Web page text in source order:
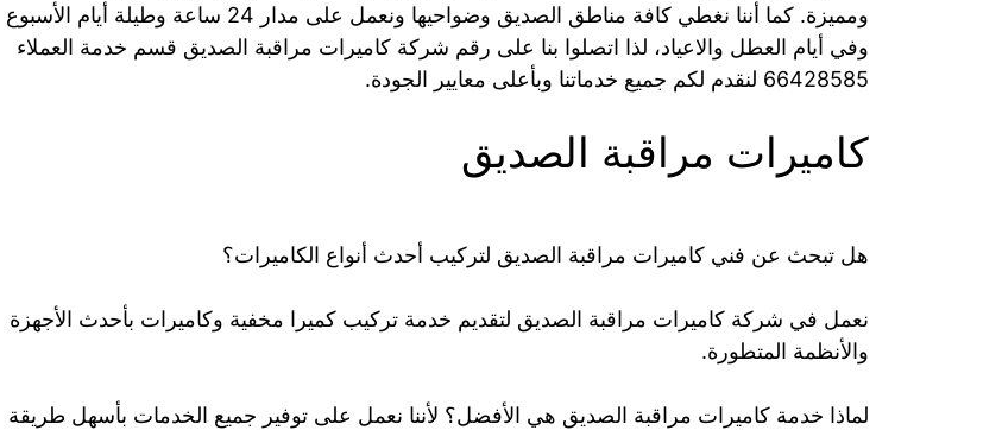
ومميزة. كما أننا نغطي كافة مناطق الصديق وضواحيها ونعمل على مدار 24 ساعة وطيلة أيام الأسبوع
وفي أيام العطل والاعياد، لذا اتصلوا بنا على رقم شركة كاميرات مراقبة الصديق قسم خدمة العملاء
66428585 لنقدم لكم جميع خدماتنا وبأعلى معايير الجودة.
كاميرات مراقبة الصديق
هل تبحث عن فني كاميرات مراقبة الصديق لتركيب أحدث أنواع الكاميرات؟
نعمل في شركة كاميرات مراقبة الصديق لتقديم خدمة تركيب كميرا مخفية وكاميرات بأحدث الأجهزة
والأنظمة المتطورة.
لماذا خدمة كاميرات مراقبة الصديق هي الأفضل؟ لأننا نعمل على توفير جميع الخدمات بأسهل طريقة